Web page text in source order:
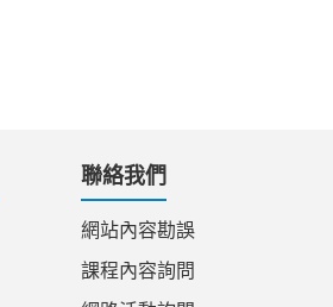
聯絡我們
網站內容勘誤
課程內容詢問